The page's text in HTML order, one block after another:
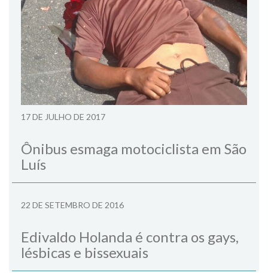
17 DE JULHO DE 2017
Ônibus esmaga motociclista em São
Luís
22 DE SETEMBRO DE 2016
Edivaldo Holanda é contra os gays,
lésbicas e bissexuais